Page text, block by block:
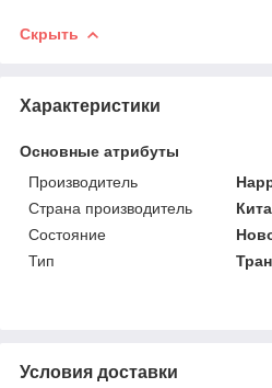
Скрыть
Характеристики
Основные атрибуты
Производитель
Страна производитель
Состояние
Тип
Условия доставки